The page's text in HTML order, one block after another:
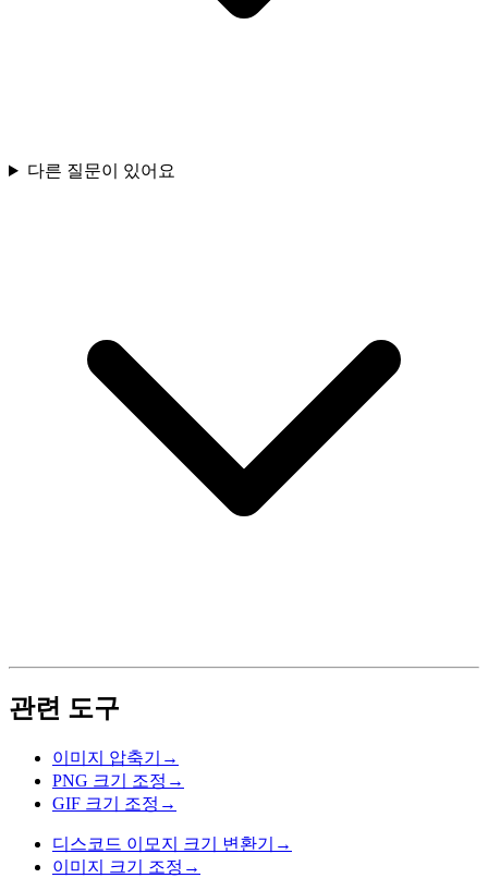
다른 질문이 있어요
관련 도구
이미지 압축기 →
PNG 크기 조정 →
GIF 크기 조정 →
디스코드 이모지 크기 변환기 →
이미지 크기 조정 →